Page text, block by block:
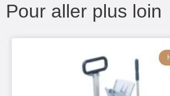
Pour aller plus loin